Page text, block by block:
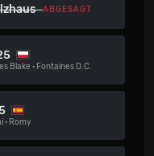
ABGESAGT
Blake · Fontaines D.C.
· Romy